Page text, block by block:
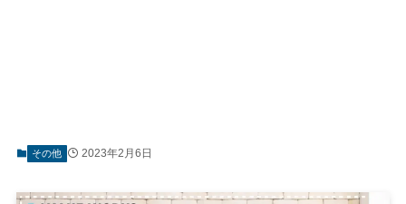
その他 2023年2月6日